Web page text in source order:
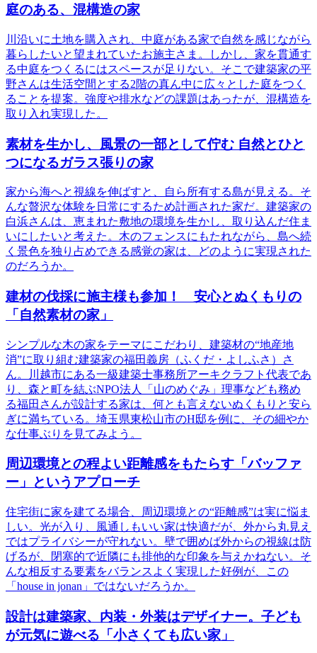
庭のある、混構造の家
川沿いに土地を購入され、中庭がある家で自然を感じながら
暮らしたいと望まれていたお施主さま。しかし、家を貫通す
る中庭をつくるにはスペースが足りない。そこで建築家の平
野さんは生活空間とする2階の真ん中に広々とした庭をつく
ることを提案。強度や排水などの課題はあったが、混構造を
取り入れ実現した。
素材を生かし、風景の一部として佇む 自然とひと
つになるガラス張りの家
家から海へと視線を伸ばすと、自ら所有する島が見える。そ
んな贅沢な体験を日常にするため計画された家だ。建築家の
白浜さんは、恵まれた敷地の環境を生かし、取り込んだ住ま
いにしたいと考えた。木のフェンスにもたれながら、島へ続
く景色を独り占めできる感覚の家は、どのように実現された
のだろうか。
建材の伐採に施主様も参加！ 安心とぬくもりの
「自然素材の家」
シンプルな木の家をテーマにこだわり、建築材の“地産地
消”に取り組む建築家の福田義房（ふくだ・よしふさ）さ
ん。川越市にある一級建築士事務所アーキクラフト代表であ
り、森と町を結ぶNPO法人「山のめぐみ」理事なども務め
る福田さんが設計する家は、何とも言えないぬくもりと安ら
ぎに満ちている。埼玉県東松山市のH邸を例に、その細やか
な仕事ぶりを見てみよう。
周辺環境との程よい距離感をもたらす「バッファ
ー」というアプローチ
住宅街に家を建てる場合、周辺環境との“距離感”は実に悩ま
しい。光が入り、風通しもいい家は快適だが、外から丸見え
ではプライバシーが守れない。壁で囲めば外からの視線は防
げるが、閉塞的で近隣にも排他的な印象を与えかねない。そ
んな相反する要素をバランスよく実現した好例が、この
「house in jonan」ではないだろうか。
設計は建築家、内装・外装はデザイナー。子ども
が元気に遊べる「小さくても広い家」